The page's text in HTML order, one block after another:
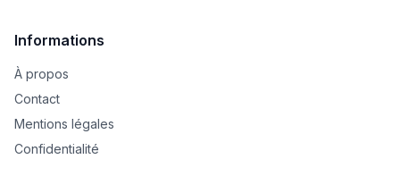
Informations
À propos
Contact
Mentions légales
Confidentialité